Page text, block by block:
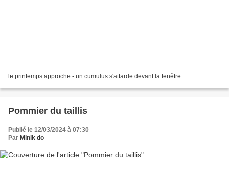
le printemps approche - un cumulus s'attarde devant la fenêtre
Pommier du taillis
Publié le 12/03/2024 à 07:30
Par Minik do